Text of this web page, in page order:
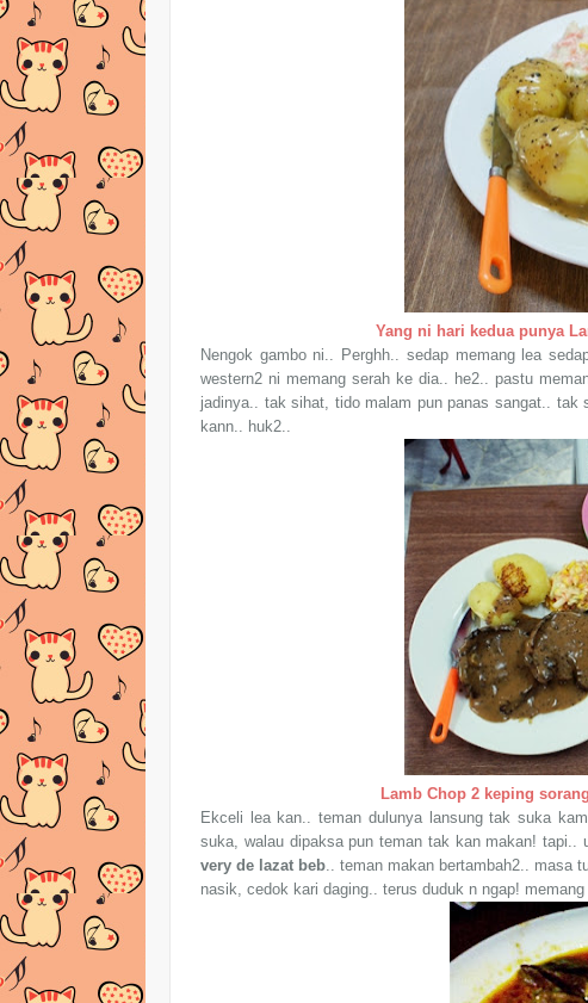
Yang ni hari kedua punya
Nengok gambo ni.. Perghh.. sedap memang lea
western2 ni memang serah ke dia.. he2.. pastu
jadinya.. tak sihat, tido malam pun panas sangat..
kann.. huk2..
Lamb Chop 2 keping
Ekceli lea kan.. teman dulunya lansung tak suka
suka, walau dipaksa pun teman tak kan makan!
very de lazat beb.. teman makan bertambah2.. masa
nasik, cedok kari daging.. terus duduk n ngap!